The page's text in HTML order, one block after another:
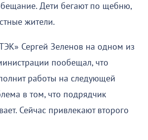
Дети бегают по щебню,
жители.
Сергей Зеленов на одном из
пообещал, что
работы на следующей
в том, что подрядчик
Сейчас привлекают второго